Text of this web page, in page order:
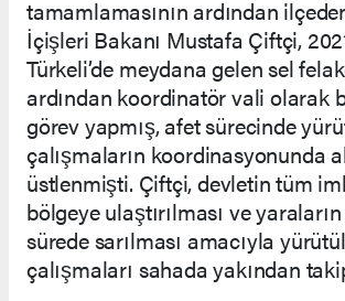
tamamlamasının ardından
İçişleri Bakanı Mustafa Çiftçi,
Türkeli’de meydana gelen sel
ardından koordinatör vali olarak
görev yapmış, afet sürecinde
çalışmaların koordinasyonunda
üstlenmişti. Çiftçi, devletin tüm
bölgeye ulaştırılması ve yaraların
sürede sarılması amacıyla
çalışmaları sahada yakından